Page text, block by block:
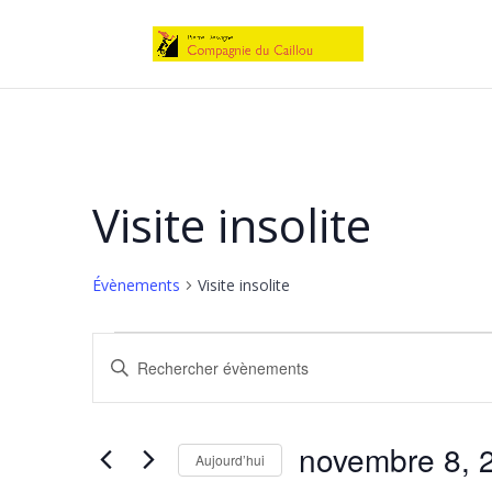
Visite insolite
Évènements Visite insolite
Évènements
for
novembre
Recherche
et
navigation
Saisir
mot-
RechercherAujourd’hui novembre 8,